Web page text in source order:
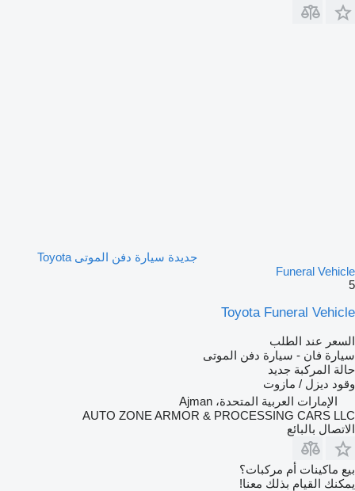
جديدة سيارة دفن الموتى Toyota
Funeral Vehicle
5
Toyota Funeral Vehicle
السعر عند الطلب
سيارة فان - سيارة دفن الموتى
حالة المركبة جديد
وقود ديزل / مازوت
الإمارات العربية المتحدة، Ajman
AUTO ZONE ARMOR & PROCESSING CARS LLC
الاتصال بالبائع
بيع ماكينات أم مركبات؟
يمكنك القيام بذلك معنا!